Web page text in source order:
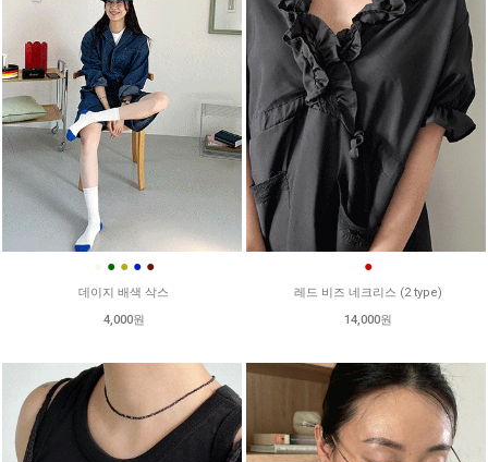
● ● ● ●
데이지 배색 삭스
4,000원
●
레드 비즈 네크리스 (2 type)
14,000원